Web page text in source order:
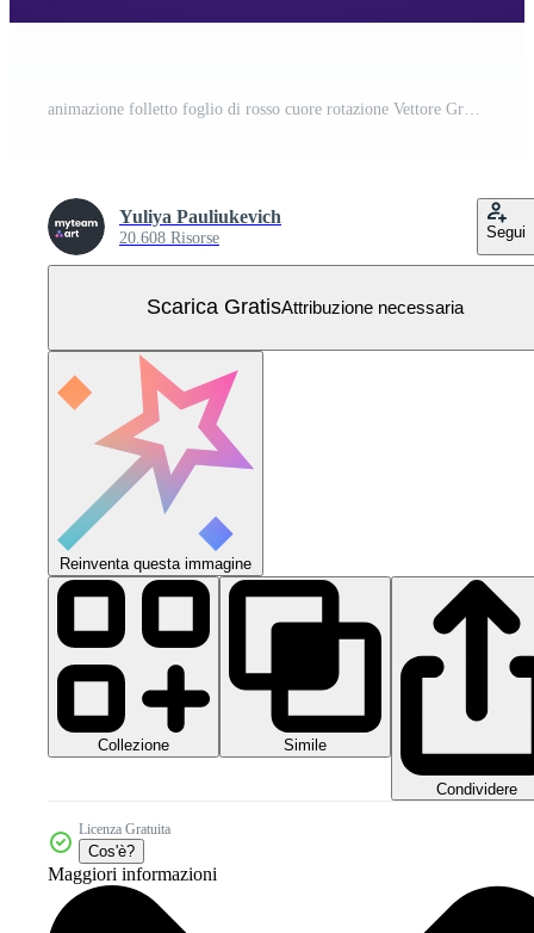
Yuliya Pauliukevich
20.608 Risorse Segui
Scarica GratisAttribuzione necessaria
Reinventa questa immagine
Collezione Simile
Condividere
Licenza Gratuita
Cos'è?
Maggiori informazioni